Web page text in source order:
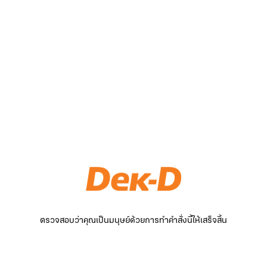
ตรวจสอบว่าคุณเป็นมนุษย์ด้วยการทำคำสั่งนี้ให้เสร็จสิ้น